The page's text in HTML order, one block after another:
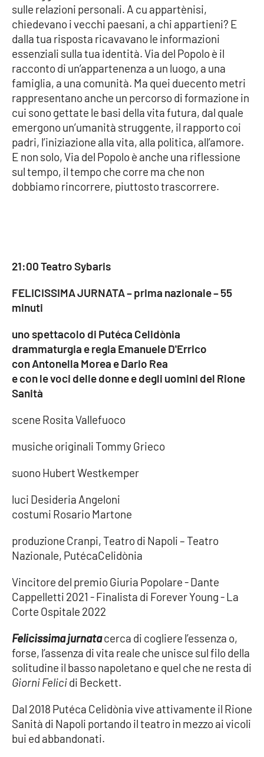
sulle relazioni personali. A cu appartènisi,
chiedevano i vecchi paesani, a chi appartieni? E
dalla tua risposta ricavavano le informazioni
essenziali sulla tua identità. Via del Popolo è il
racconto di un’appartenenza a un luogo, a una
famiglia, a una comunità. Ma quei duecento metri
rappresentano anche un percorso di formazione in
cui sono gettate le basi della vita futura, dal quale
emergono un’umanità struggente, il rapporto coi
padri, l’iniziazione alla vita, alla politica, all’amore.
E non solo, Via del Popolo è anche una riflessione
sul tempo, il tempo che corre ma che non
dobbiamo rincorrere, piuttosto trascorrere.
21:00 Teatro Sybaris
FELICISSIMA JURNATA – prima nazionale – 55
minuti
uno spettacolo di Putéca Celidònia
drammaturgia e regia Emanuele D'Errico
con Antonella Morea e Dario Rea
e con le voci delle donne e degli uomini del Rione
Sanità
scene Rosita Vallefuoco
musiche originali Tommy Grieco
suono Hubert Westkemper
luci Desideria Angeloni
costumi Rosario Martone
produzione Cranpi, Teatro di Napoli – Teatro
Nazionale, PutécaCelidònia
Vincitore del premio Giuria Popolare - Dante
Cappelletti 2021 - Finalista di Forever Young - La
Corte Ospitale 2022
Felicissima jurnatacerca di cogliere l’essenza o,
forse, l’assenza di vita reale che unisce sul filo della
solitudine il basso napoletano e quel che ne resta di
Giorni Felicidi Beckett.
Dal 2018 Putéca Celidònia vive attivamente il Rione
Sanità di Napoli portando il teatro in mezzo ai vicoli
bui ed abbandonati.